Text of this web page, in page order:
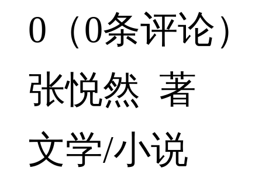
0（0条评论）
张悦然 著
文学/小说